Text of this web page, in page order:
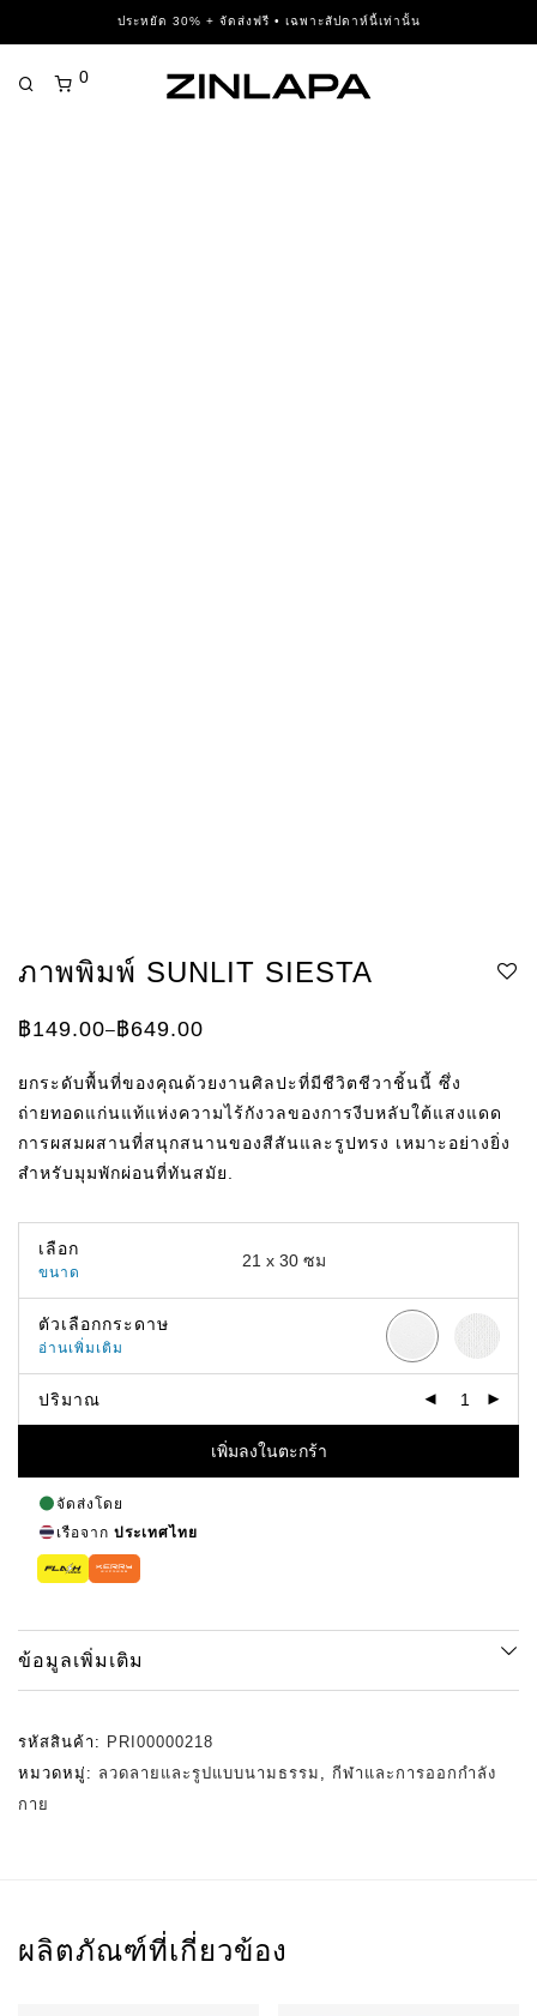
ประหยัด 30% + จัดส่งฟรี • เฉพาะสัปดาห์นี้เท่านั้น
0
ภาพพิมพ์ SUNLIT SIESTA
฿149.00–฿649.00
ช่วง
ถึง
฿649.00
ยกระดับพื้นที่ของคุณด้วยงานศิลปะที่มีชีวิตชีวาชิ้นนี้ ซึ่ง
ถ่ายทอดแก่นแท้แห่งความไร้กังวลของการงีบหลับใต้แสงแดด
การผสมผสานที่สนุกสนานของสีสันและรูปทรง เหมาะอย่างยิ่ง
สำหรับมุมพักผ่อนที่ทันสมัย.
เลือก
ขนาด
ตัวเลือกกระดาษ
อ่านเพิ่มเติม
ปริมาณ
เพิ่มลงในตะกร้า
จัดส่งโดย
เรือจาก ประเทศไทย
ข้อมูลเพิ่มเติม
รหัสสินค้า: PRI00000218
หมวดหมู่: ลวดลายและรูปแบบนามธรรม , กีฬาและการออกกำลัง
กาย
ผลิตภัณฑ์ที่เกี่ยวข้อง